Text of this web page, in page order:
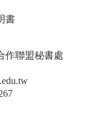
書
作聯盟秘書處